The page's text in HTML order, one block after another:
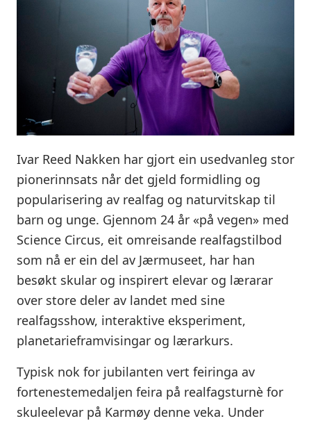
Ivar Reed Nakken har gjort ein usedvanleg stor
pionerinnsats når det gjeld formidling og
popularisering av realfag og naturvitskap til
barn og unge. Gjennom 24 år «på vegen» med
Science Circus, eit omreisande realfagstilbod
som nå er ein del av Jærmuseet, har han
besøkt skular og inspirert elevar og lærarar
over store deler av landet med sine
realfagsshow, interaktive eksperiment,
planetarieframvisingar og lærarkurs.
Typisk nok for jubilanten vert feiringa av
fortenestemedaljen feira på realfagsturnè for
skuleelevar på Karmøy denne veka. Under